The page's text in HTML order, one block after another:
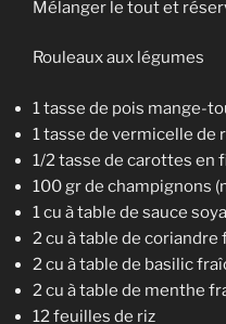
Mélanger le tout et
Rouleaux aux légumes
1 tasse de pois mange-
1 tasse de vermicelle de
1/2 tasse de carottes en
100 gr de champignons
1 cu à table de sauce
2 cu à table de coriandre
2 cu à table de basilic
2 cu à table de menthe
12 feuilles de riz